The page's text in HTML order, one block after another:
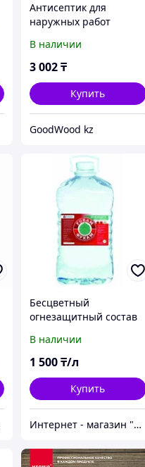
Антисептик для
наружных работ
В наличии
3 002₸
Купить
GoodWood kz
Бесцветный
огнезащитный состав
дерева 5 л (до 41 кв.м
на 20 лет)
В наличии
1 500₸/л
Купить
Интернет - магазин "Безопасный Дом"